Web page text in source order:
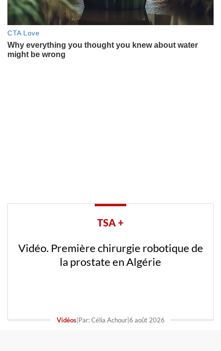
TSA +
Vidéo. Première chirurgie robotique de
la prostate en Algérie
Vidéos| Par: Célia Achour| 6 août 2026